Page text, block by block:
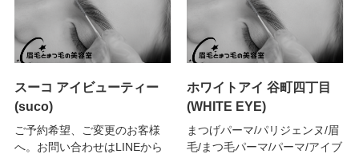
スーコ アイビューティー
(suco)
ご予約希望、ご変更のお客様
へ。お問い合わせはLINEから
ホワイトアイ 谷町四丁目
(WHITE EYE)
まつげパーマ/パリジェンヌ/眉
毛/まつ毛パーマ/パーマ/アイブ